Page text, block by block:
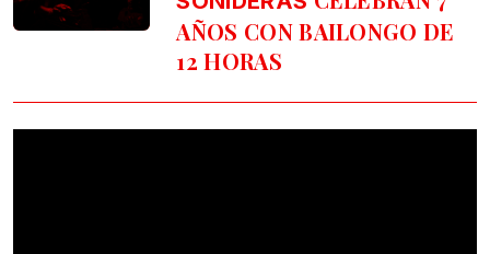
AÑOS CON BAILONGO DE
12 HORAS